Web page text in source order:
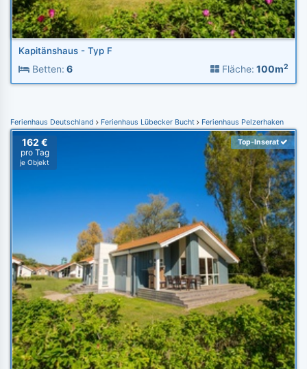
Kapitänshaus - Typ F
Betten: 6 Fläche: 100m2
Ferienhaus Deutschland Ferienhaus Lübecker Bucht Ferienhaus Pelzerhaken
162 €
pro Tag
je Objekt
Top-Inserat